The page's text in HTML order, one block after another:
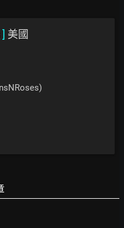
] 美國